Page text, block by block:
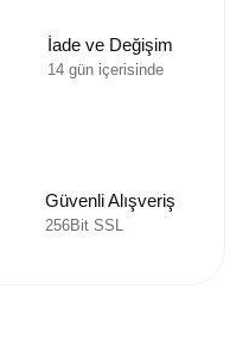
İade ve Değişim
14 gün içerisinde
Güvenli Alışveriş
256Bit SSL